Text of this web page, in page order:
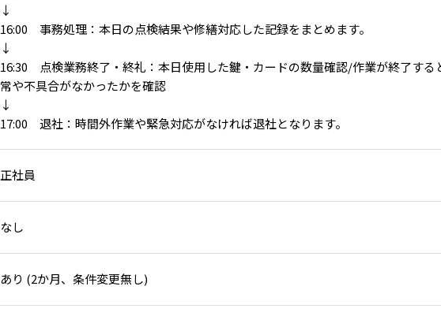
↓
16:00 事務処理：本日の点検結果や修繕対応した記録をまとめます。
↓
16:30 点検業務終了・終礼：本日使用した鍵・カードの数量確認/作業が終了する
常や不具合がなかったかを確認
↓
17:00 退社：時間外作業や緊急対応がなければ退社となります。
正社員
なし
あり (2か月、条件変更無し)